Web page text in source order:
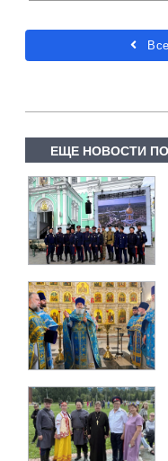
ЕЩЕ НОВОСТИ